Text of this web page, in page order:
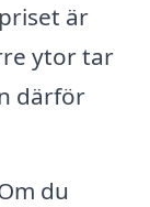
är
ytor tar
därför
du